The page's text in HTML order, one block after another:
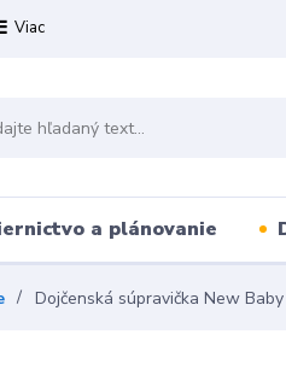
Viac
a plánovanie
Dojčenská súpravička New